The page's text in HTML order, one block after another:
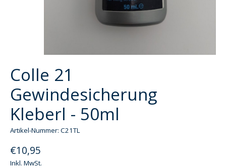
Colle 21
Gewindesicherung
Kleberl - 50ml
Artikel-Nummer: C21TL
€10,95
Inkl. MwSt.